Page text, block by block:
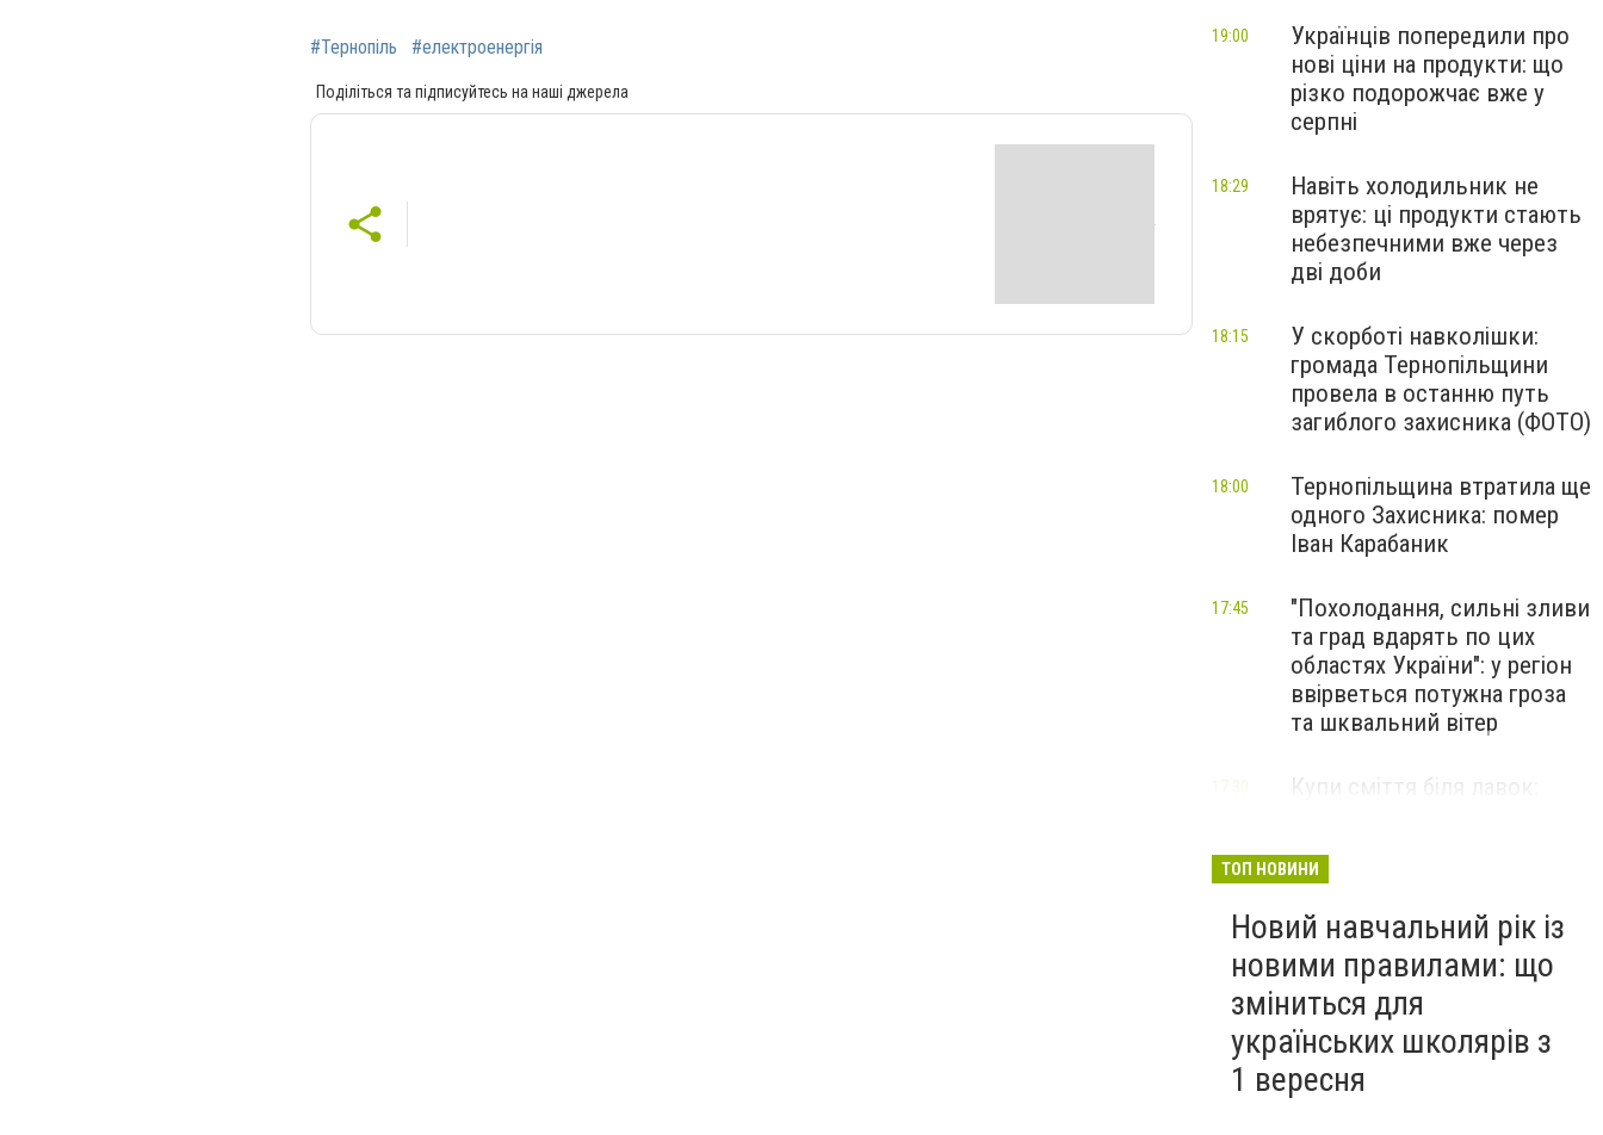
#Тернопіль #електроенергія
Поділіться та підписуйтесь на наші джерела
Українців попередили про
нові ціни на продукти: що
різко подорожчає вже у
серпні
19:00
Навіть холодильник не
врятує: ці продукти стають
небезпечними вже через
дві доби
18:29
У скорботі навколішки:
громада Тернопільщини
провела в останню путь
загиблого захисника (ФОТО)
18:15
Тернопільщина втратила ще
одного Захисника: помер
Іван Карабаник
18:00
"Похолодання, сильні зливи
та град вдарять по цих
областях України": у регіон
ввірветься потужна гроза
та шквальний вітер
17:45
Купи сміття біля лавок:
побаченого у парку (ВІДЕО)
17:30
ТОП НОВИНИ
Новий навчальний рік із
новими правилами: що
зміниться для
українських школярів з
1 вересня